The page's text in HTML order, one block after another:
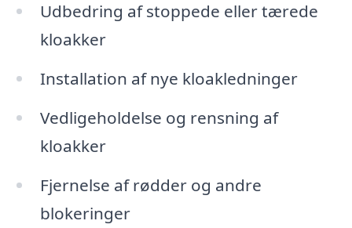
Udbedring af stoppede eller tærede
kloakker
Installation af nye kloakledninger
Vedligeholdelse og rensning af
kloakker
Fjernelse af rødder og andre
blokeringer